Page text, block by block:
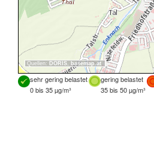
Quellen: DORIS, basemap.at
sehr gering belastet gering belastet
0 bis 35 µg/m³
35 bis 50 µg/m³